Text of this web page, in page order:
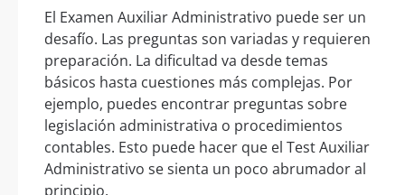
El Examen Auxiliar Administrativo puede ser un
desafío. Las preguntas son variadas y requieren
preparación. La dificultad va desde temas
básicos hasta cuestiones más complejas. Por
ejemplo, puedes encontrar preguntas sobre
legislación administrativa o procedimientos
contables. Esto puede hacer que el Test Auxiliar
Administrativo se sienta un poco abrumador al
principio.